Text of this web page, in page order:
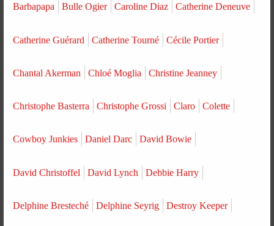
Barbapapa Bulle Ogier Caroline Diaz Catherine Deneuve
Catherine Guérard Catherine Tourné Cécile Portier
Chantal Akerman Chloé Moglia Christine Jeanney
Christophe Basterra Christophe Grossi Claro Colette
Cowboy Junkies Daniel Darc David Bowie
David Christoffel David Lynch Debbie Harry
Delphine Bresteché Delphine Seyrig Destroy Keeper